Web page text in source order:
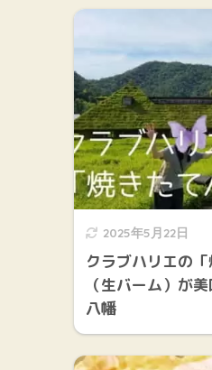
2025年5月22日
クラブハリエの
（生バーム）が
八幡